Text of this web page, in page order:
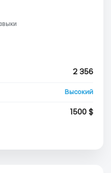
2 356
Высокий
1500 $